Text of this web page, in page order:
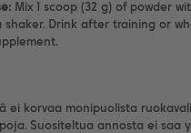
Mix 1 scoop (32 g) of powder
shaker. Drink after training or
ei korvaa monipuolista
Suositeltua annosta ei saa